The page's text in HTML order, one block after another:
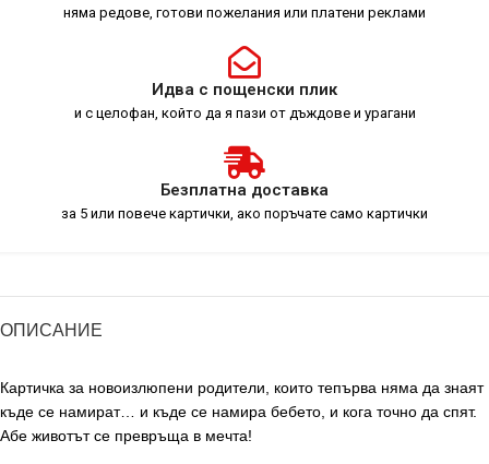
няма редове, готови пожелания или платени реклами
Идва с пощенски плик
и с целофан, който да я пази от дъждове и урагани
Безплатна доставка
за 5 или повече картички, ако поръчате само картички
ОПИСАНИЕ
Картичка за новоизлюпени родители, които тепърва няма да знаят
къде се намират… и къде се намира бебето, и кога точно да спят.
Абе животът се превръща в мечта!